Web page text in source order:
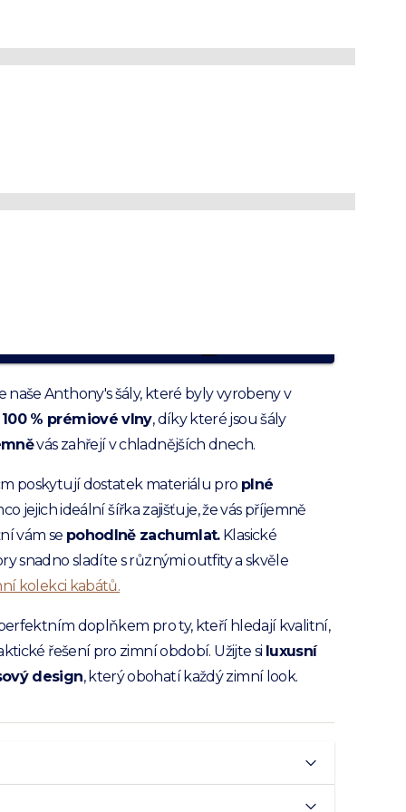
naše Anthony's šály, které byly vyrobeny v
% prémiové vlny, díky které jsou šály
vás zahřejí v chladnějších dnech.
poskytují dostatek materiálu pro plné
jejich ideální šířka zajišťuje, že vás příjemně
vám se pohodlně zachumlat.Klasické
snadno sladíte s různými outfity a skvěle
kolekci kabátů.
doplňkem pro ty, kteří hledají kvalitní,
řešení pro zimní období. Užijte si luxusní
design, který obohatí každý zimní look.